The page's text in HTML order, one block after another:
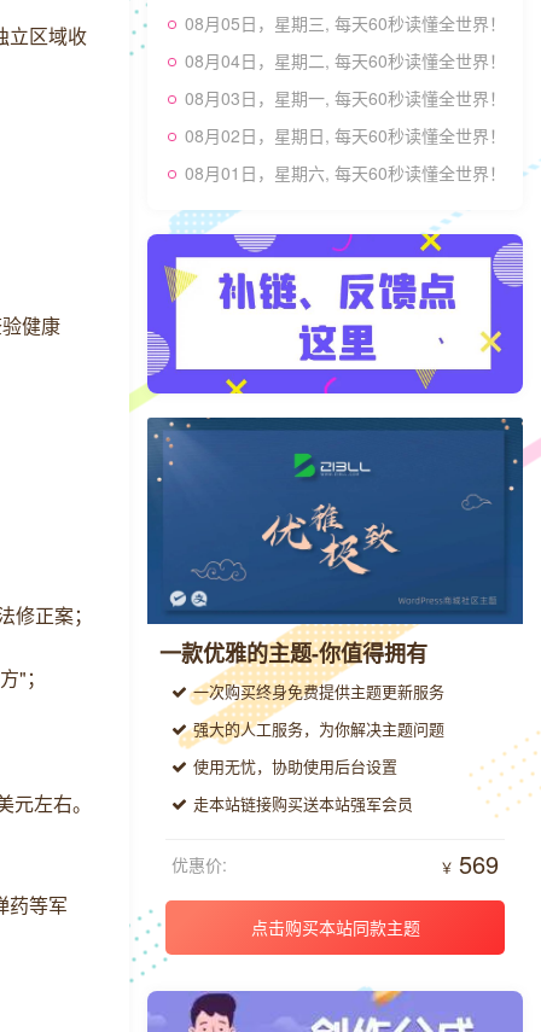
立区域收
健康
正案；
"；
左右。
药等军
08月05日，星期三, 每天60秒读懂全世界！
08月04日，星期二, 每天60秒读懂全世界！
08月03日，星期一, 每天60秒读懂全世界！
08月02日，星期日, 每天60秒读懂全世界！
08月01日，星期六, 每天60秒读懂全世界！
一款优雅的主题-你值得拥有
一次购买终身免费提供主题更新服务
强大的人工服务，为你解决主题问题
使用无忧，协助使用后台设置
走本站链接购买送本站强军会员
￥ 569
优惠价:
点击购买本站同款主题